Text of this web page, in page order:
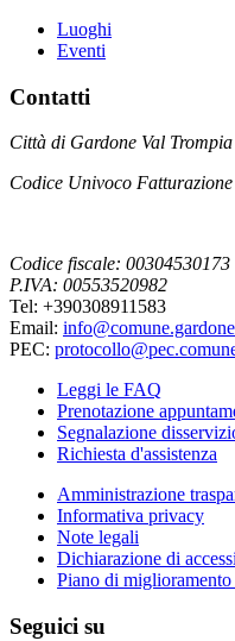
Luoghi
Eventi
Contatti
Città di Gardone Val Trompia
Codice Univoco
Codice fiscale: 00304530173
P.IVA: 00553520982
Tel: +390308911583
Email:
PEC:
Leggi le FAQ
Prenotazione
Segnalazione
Richiesta d'assistenza
Amministrazione
Informativa privacy
Note legali
Dichiarazione di
Piano di
Seguici su